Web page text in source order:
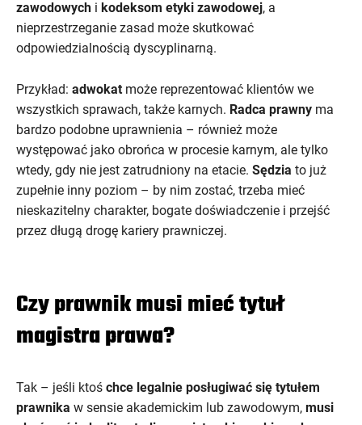
zawodowych i kodeksom etyki zawodowej, a
nieprzestrzeganie zasad może skutkować
odpowiedzialnością dyscyplinarną.
Przykład: adwokat może reprezentować klientów we
wszystkich sprawach, także karnych. Radca prawny ma
bardzo podobne uprawnienia – również może
występować jako obrońca w procesie karnym, ale tylko
wtedy, gdy nie jest zatrudniony na etacie. Sędzia to już
zupełnie inny poziom – by nim zostać, trzeba mieć
nieskazitelny charakter, bogate doświadczenie i przejść
przez długą drogę kariery prawniczej.
Czy prawnik musi mieć tytuł
magistra prawa?
Tak – jeśli ktoś chce legalnie posługiwać się tytułem
prawnika w sensie akademickim lub zawodowym, musi